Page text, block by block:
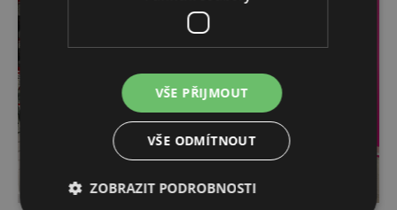
VŠE PŘIJMOUT
VŠE ODMÍTNOUT
ZOBRAZIT PODROBNOSTI